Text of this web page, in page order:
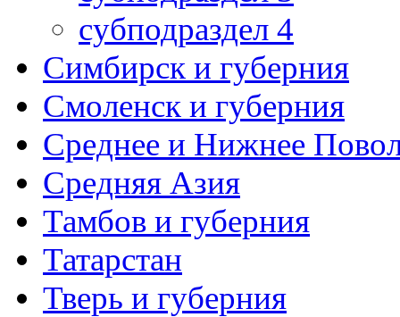
субподраздел 4
Симбирск и губерния
Смоленск и губерния
Среднее и Нижнее
Средняя Азия
Тамбов и губерния
Татарстан
Тверь и губерния